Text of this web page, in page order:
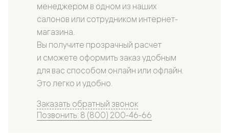
менеджером в одном из наших
салонов или сотрудником интернет-
магазина.
Вы получите прозрачный расчет
и сможете оформить заказ удобным
для вас способом онлайн или офлайн.
Это легко и удобно.
Заказать обратный звонок
Позвонить: 8 (800) 200-46-66